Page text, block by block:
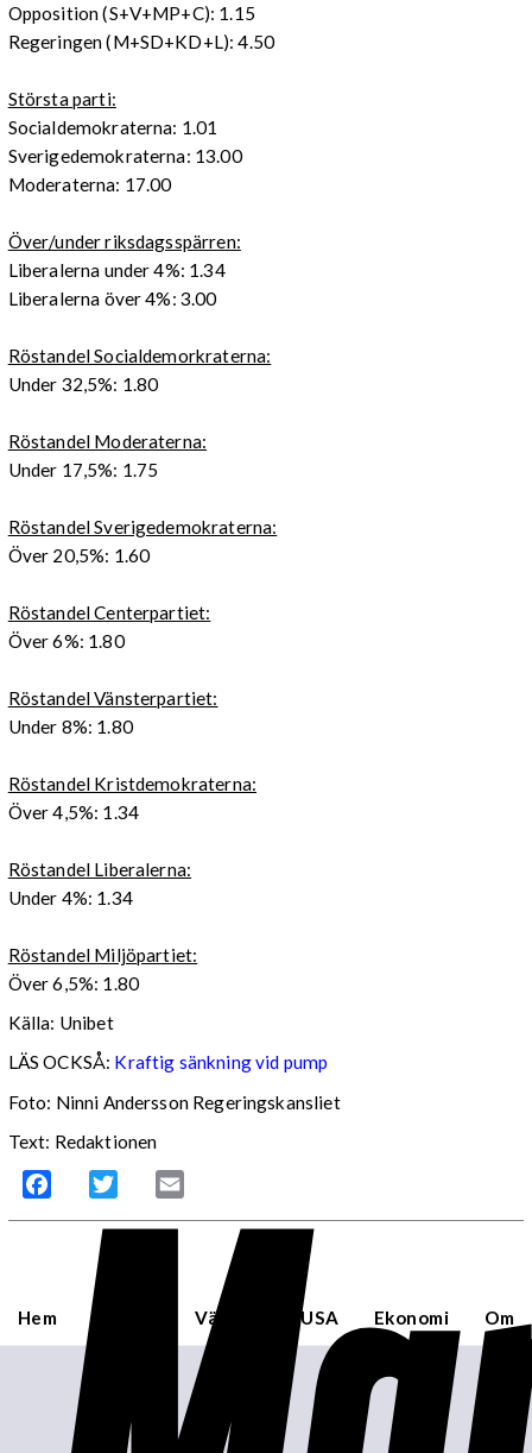
Opposition (S+V+MP+C): 1.15
Regeringen (M+SD+KD+L): 4.50
Största parti:
Socialdemokraterna: 1.01
Sverigedemokraterna: 13.00
Moderaterna: 17.00
Över/under riksdagsspärren:
Liberalerna under 4%: 1.34
Liberalerna över 4%: 3.00
Röstandel Socialdemorkraterna:
Under 32,5%: 1.80
Röstandel Moderaterna:
Under 17,5%: 1.75
Röstandel Sverigedemokraterna:
Över 20,5%: 1.60
Röstandel Centerpartiet:
Över 6%: 1.80
Röstandel Vänsterpartiet:
Under 8%: 1.80
Röstandel Kristdemokraterna:
Över 4,5%: 1.34
Röstandel Liberalerna:
Under 4%: 1.34
Röstandel Miljöpartiet:
Över 6,5%: 1.80
Källa: Unibet
LÄS OCKSÅ: Kraftig sänkning vid pump
Foto: Ninni Andersson Regeringskansliet
Text: Redaktionen
Facebook Twitter
Hem Världen USA Ekonomi Om